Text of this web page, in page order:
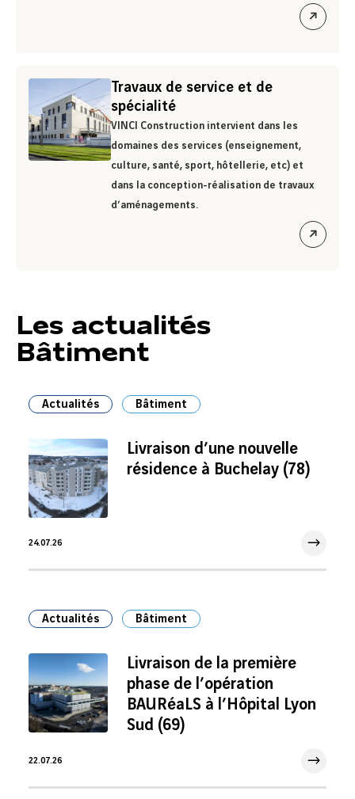
ouvrir
Travaux de service et de
spécialité
VINCI Construction intervient dans les
domaines des services (enseignement,
culture, santé, sport, hôtellerie, etc) et
dans la conception-réalisation de travaux
d’aménagements.
ouvrir
Les actualités
Bâtiment
Actualités Bâtiment
Livraison d’une nouvelle
résidence à Buchelay (78)
24.07.26
Actualités Bâtiment
Livraison de la première
phase de l’opération
BAURéaLS à l’Hôpital Lyon
Sud (69)
22.07.26